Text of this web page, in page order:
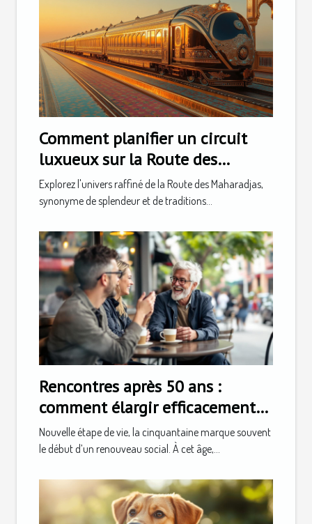
Comment planifier un circuit
luxueux sur la Route des
Maharadjas ?
Explorez l'univers raffiné de la Route des Maharadjas,
synonyme de splendeur et de traditions...
Rencontres après 50 ans :
comment élargir efficacement
son cercle social
Nouvelle étape de vie, la cinquantaine marque souvent
le début d’un renouveau social. À cet âge,...